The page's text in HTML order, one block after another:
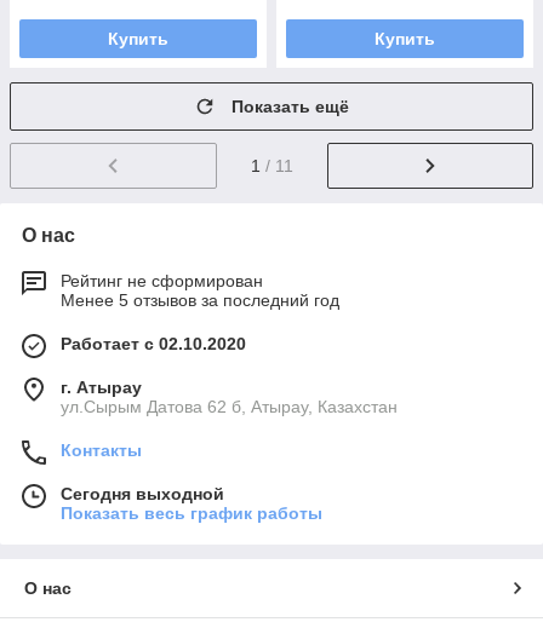
Купить Купить
Показать ещё
1 / 11
О нас
Рейтинг не сформирован
Менее 5 отзывов за последний год
Работает с 02.10.2020
г. Атырау
ул.Сырым Датова 62 б, Атырау, Казахстан
Контакты
Сегодня выходной
Показать весь график работы
О нас